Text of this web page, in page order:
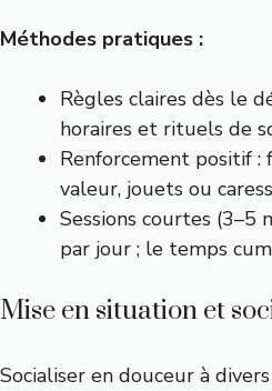
Méthodes pratiques :
Règles claires dès le
horaires et rituels de
Renforcement positif :
valeur, jouets ou
Sessions courtes (3–5
par jour ; le temps
Mise en situation et
Socialiser en douceur à